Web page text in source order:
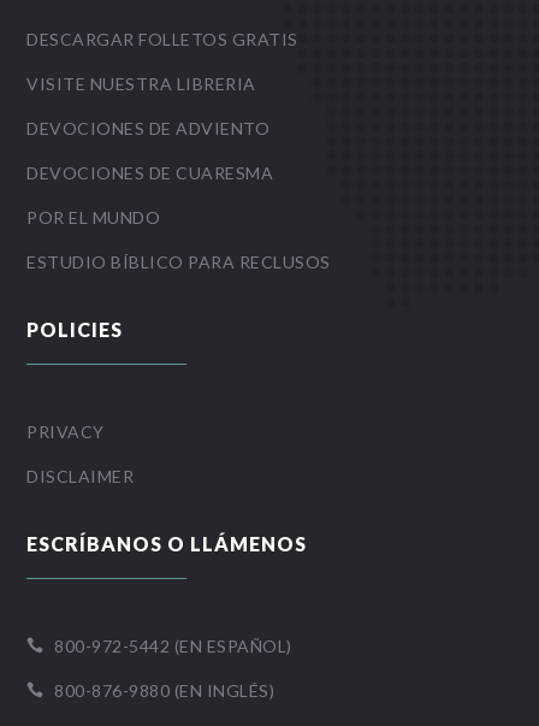
DESCARGAR FOLLETOS GRATIS
VISITE NUESTRA LIBRERIA
DEVOCIONES DE ADVIENTO
DEVOCIONES DE CUARESMA
POR EL MUNDO
ESTUDIO BÍBLICO PARA RECLUSOS
POLICIES
PRIVACY
DISCLAIMER
ESCRÍBANOS O LLÁMENOS
 800-972-5442 (EN ESPAÑOL)
 800-876-9880 (EN INGLÉS)